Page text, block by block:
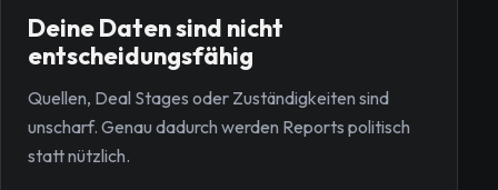
Deine Daten sind nicht
entscheidungsfähig
Quellen, Deal Stages oder Zuständigkeiten sind
unscharf. Genau dadurch werden Reports politisch
statt nützlich.